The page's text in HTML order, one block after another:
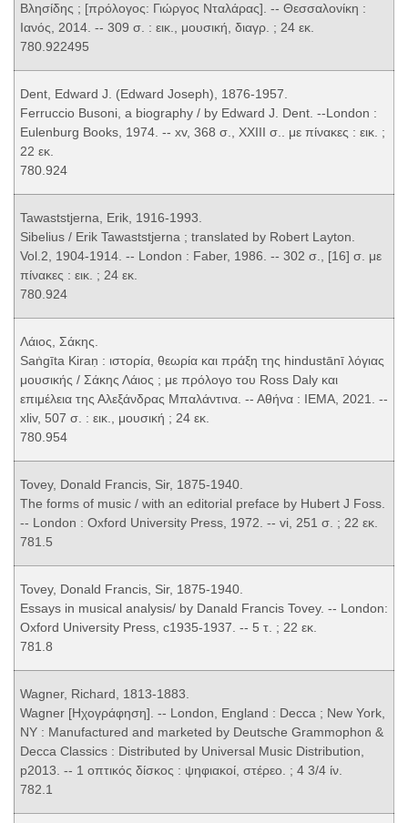
Βλησίδης ; [πρόλογος: Γιώργος Νταλάρας]. -- Θεσσαλονίκη :
Ιανός, 2014. -- 309 σ. : εικ., μουσική, διαγρ. ; 24 εκ.
780.922495
Dent, Edward J. (Edward Joseph), 1876-1957.
Ferruccio Busoni, a biography / by Edward J. Dent. --London :
Eulenburg Books, 1974. -- xv, 368 σ., XXIII σ.. με πίνακες : εικ. ;
22 εκ.
780.924
Tawaststjerna, Erik, 1916-1993.
Sibelius / Erik Tawaststjerna ; translated by Robert Layton.
Vol.2, 1904-1914. -- London : Faber, 1986. -- 302 σ., [16] σ. με
πίνακες : εικ. ; 24 εκ.
780.924
Λάιος, Σάκης.
Saṅgīta Kiraṇ : ιστορία, θεωρία και πράξη της hindustānī λόγιας
μουσικής / Σάκης Λάιος ; με πρόλογο του Ross Daly και
επιμέλεια της Αλεξάνδρας Μπαλάντινα. -- Αθήνα : ΙΕΜΑ, 2021. --
xliv, 507 σ. : εικ., μουσική ; 24 εκ.
780.954
Tovey, Donald Francis, Sir, 1875-1940.
The forms of music / with an editorial preface by Hubert J Foss.
-- London : Oxford University Press, 1972. -- vi, 251 σ. ; 22 εκ.
781.5
Tovey, Donald Francis, Sir, 1875-1940.
Essays in musical analysis/ by Danald Francis Tovey. -- London:
Oxford University Press, c1935-1937. -- 5 τ. ; 22 εκ.
781.8
Wagner, Richard, 1813-1883.
Wagner [Ηχογράφηση]. -- London, England : Decca ; New York,
NY : Manufactured and marketed by Deutsche Grammophon &
Decca Classics : Distributed by Universal Music Distribution,
p2013. -- 1 οπτικός δίσκος : ψηφιακοί, στέρεο. ; 4 3/4 ίν.
782.1